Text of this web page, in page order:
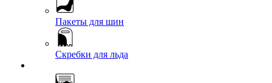
Пакеты для шин
Скребки для льда